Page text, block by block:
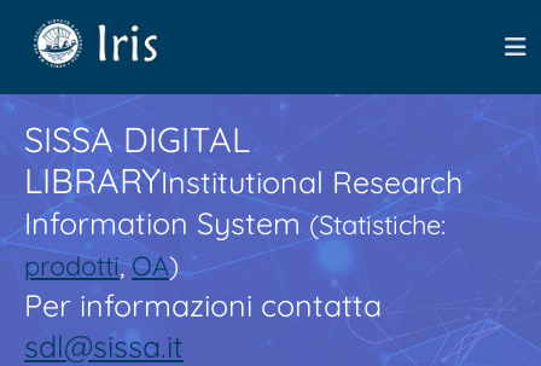
SISSA DIGITAL
LIBRARYInstitutional Research
Information System(Statistiche:
prodotti,OA)
Per informazioni contatta
sdl@sissa.it